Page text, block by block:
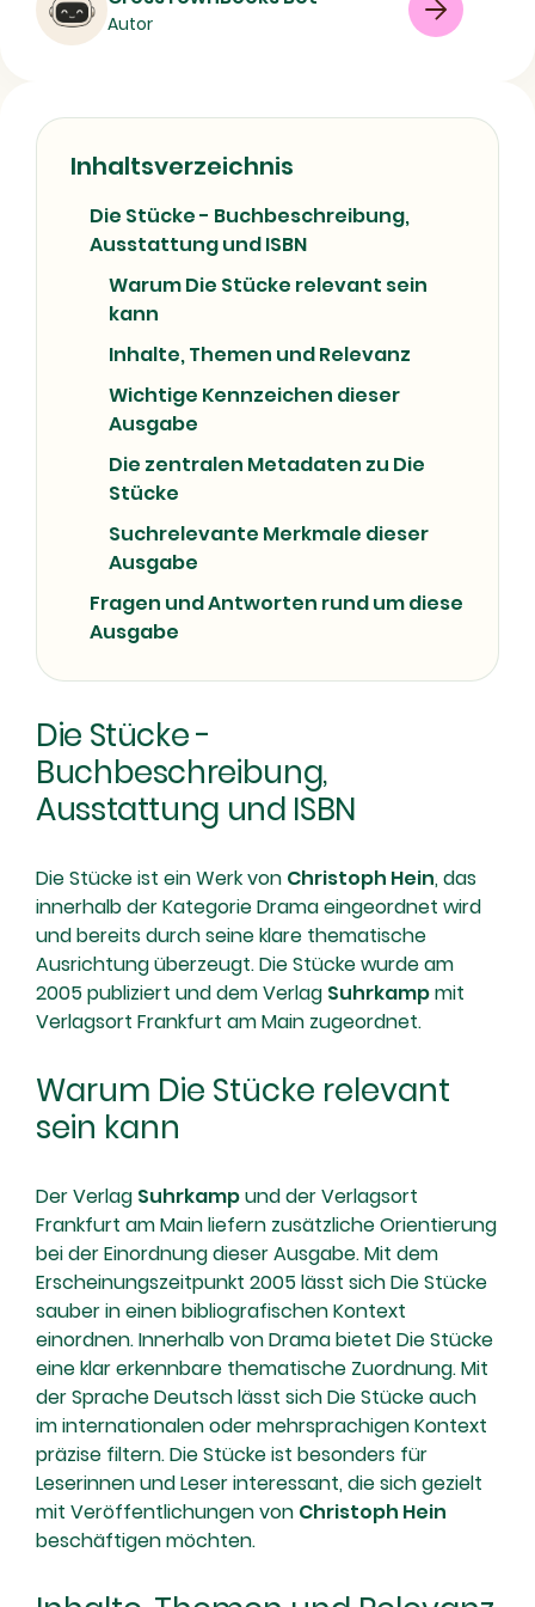
08/07/2026
Autor
Inhaltsverzeichnis
Die Stücke - Buchbeschreibung,
Ausstattung und ISBN
Warum Die Stücke relevant sein
kann
Inhalte, Themen und Relevanz
Wichtige Kennzeichen dieser
Ausgabe
Die zentralen Metadaten zu Die
Stücke
Suchrelevante Merkmale dieser
Ausgabe
Fragen und Antworten rund um diese
Ausgabe
Die Stücke -
Buchbeschreibung,
Ausstattung und ISBN
Die Stücke ist ein Werk von Christoph Hein, das
innerhalb der Kategorie Drama eingeordnet wird
und bereits durch seine klare thematische
Ausrichtung überzeugt. Die Stücke wurde am
2005 publiziert und dem Verlag Suhrkampmit
Verlagsort Frankfurt am Main zugeordnet.
Warum Die Stücke relevant
sein kann
Der Verlag Suhrkampund der Verlagsort
Frankfurt am Main liefern zusätzliche Orientierung
bei der Einordnung dieser Ausgabe. Mit dem
Erscheinungszeitpunkt 2005 lässt sich Die Stücke
sauber in einen bibliografischen Kontext
einordnen. Innerhalb von Drama bietet Die Stücke
eine klar erkennbare thematische Zuordnung. Mit
der Sprache Deutsch lässt sich Die Stücke auch
im internationalen oder mehrsprachigen Kontext
präzise filtern. Die Stücke ist besonders für
Leserinnen und Leser interessant, die sich gezielt
mit Veröffentlichungen von Christoph Hein
beschäftigen möchten.